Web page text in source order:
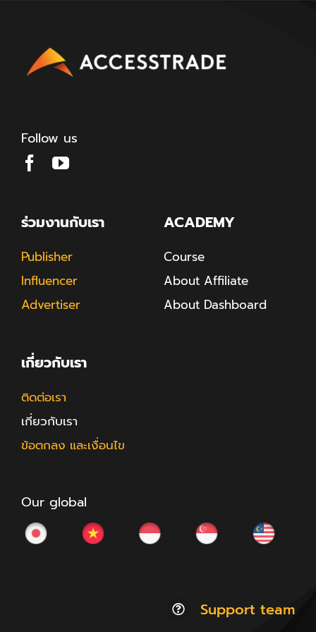
Follow us
ร่วมงานกับเรา
Publisher
Influencer
Advertiser
ACADEMY
Course
About Affiliate
About Dashboard
เกี่ยวกับเรา
ติดต่อเรา
เกี่ยวกับเรา
ข้อตกลง และเงื่อนไข
Our global
Support team